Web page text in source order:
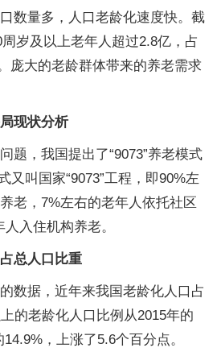
数量多，人口老龄化速度快。截
岁及以上老年人超过2.8亿，占
庞大的老龄群体带来的养老需求
现状分析
题，我国提出了“9073”养老模式
又叫国家“9073”工程，即90%左
老，7%左右的老年人依托社区
入住机构养老。
总人口比重
数据，近年来我国老龄化人口占
的老龄化人口比例从2015年的
，上涨了5.6个百分点。